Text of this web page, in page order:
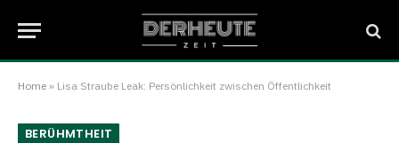
Home » Lisa Straube Leak: Persönlichkeit zwischen Öffentlichkeit
BERÜHMTHEIT